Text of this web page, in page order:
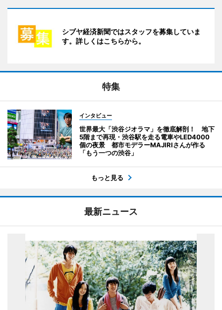
シブヤ経済新聞ではスタッフを募集していま
す。詳しくはこちらから。
特集
インタビュー
世界最大「渋谷ジオラマ」を徹底解剖！ 地下
5階まで再現・渋谷駅を走る電車やLED4000
個の夜景 都市モデラーMAJIRIさんが作る
「もう一つの渋谷」
もっと見る
最新ニュース